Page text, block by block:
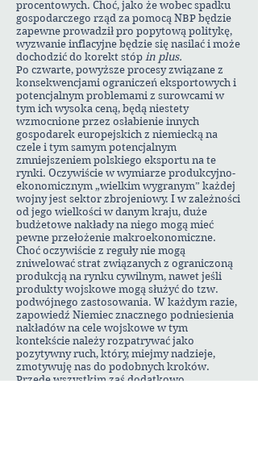
procentowych. Choć, jako że wobec spadku
gospodarczego rząd za pomocą NBP będzie
zapewne prowadził pro popytową politykę,
wyzwanie inflacyjne będzie się nasilać i może
dochodzić do korekt stóp in plus.
Po czwarte, powyższe procesy związane z
konsekwencjami ograniczeń eksportowych i
potencjalnym problemami z surowcami w
tym ich wysoka ceną, będą niestety
wzmocnione przez osłabienie innych
gospodarek europejskich z niemiecką na
czele i tym samym potencjalnym
zmniejszeniem polskiego eksportu na te
rynki. Oczywiście w wymiarze produkcyjno-
ekonomicznym „wielkim wygranym” każdej
wojny jest sektor zbrojeniowy. I w zależności
od jego wielkości w danym kraju, duże
budżetowe nakłady na niego mogą mieć
pewne przełożenie makroekonomiczne.
Choć oczywiście z reguły nie mogą
zniwelować strat związanych z ograniczoną
produkcją na rynku cywilnym, nawet jeśli
produkty wojskowe mogą służyć do tzw.
podwójnego zastosowania. W każdym razie,
zapowiedź Niemiec znacznego podniesienia
nakładów na cele wojskowe w tym
kontekście należy rozpatrywać jako
pozytywny ruch, który, miejmy nadzieje,
zmotywuję nas do podobnych kroków.
Przede wszystkim zaś dodatkowo